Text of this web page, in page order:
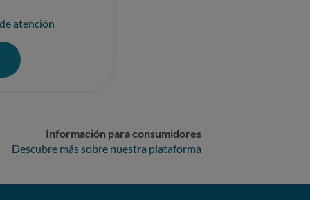
formal ante la Agencia
atención
Información para consumidores
Descubre más sobre nuestra plataforma